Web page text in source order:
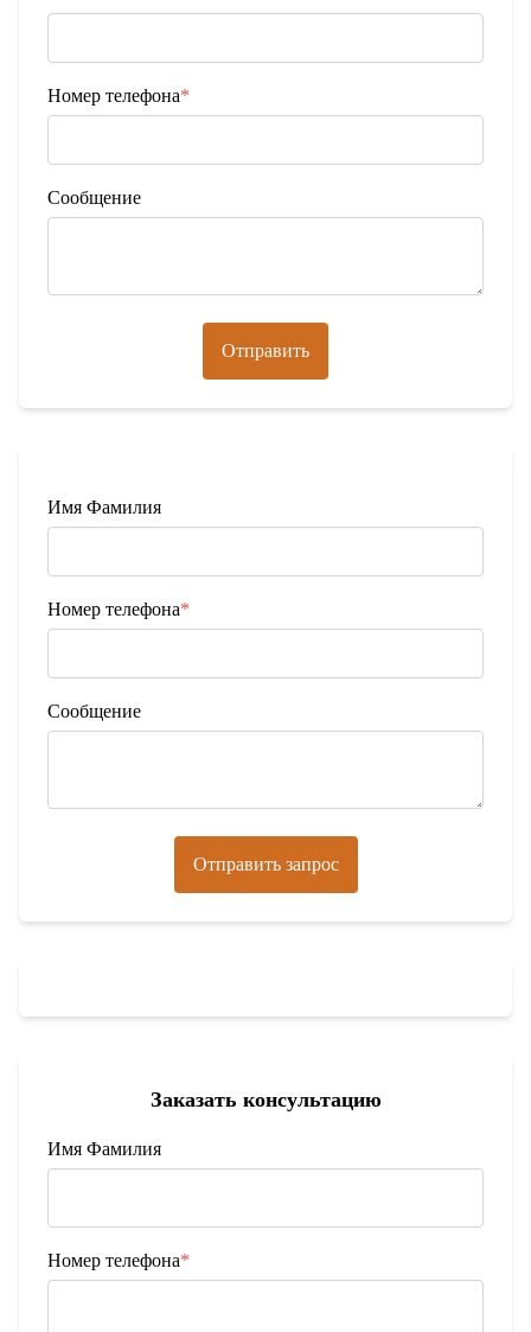
Номер телефона*
Сообщение
Отправить
Имя Фамилия
Номер телефона*
Сообщение
Отправить запрос
Заказать консультацию
Имя Фамилия
Номер телефона*